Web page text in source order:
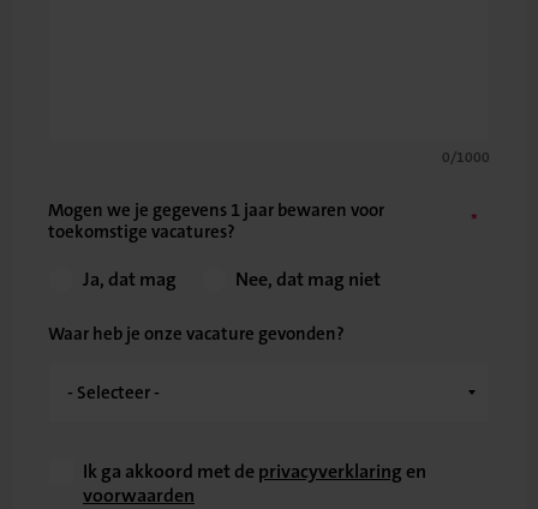
0/1000
Mogen we je gegevens 1 jaar bewaren voor
toekomstige vacatures?
Ja, dat mag Nee, dat mag niet
Waar heb je onze vacature gevonden?
Ik ga akkoord met deprivacyverklaring en
voorwaarden